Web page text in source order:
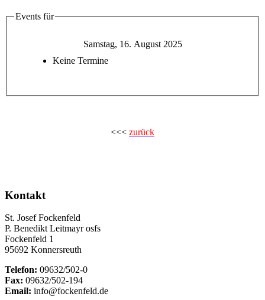
Events für
Samstag, 16. August 2025
Keine Termine
<<< zurück
Kontakt
St. Josef Fockenfeld
P. Benedikt Leitmayr osfs
Fockenfeld 1
95692 Konnersreuth
Telefon: 09632/502-0
Fax: 09632/502-194
Email: info@fockenfeld.de